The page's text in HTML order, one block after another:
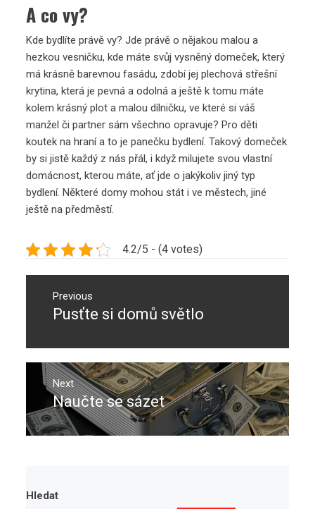
A co vy?
Kde bydlíte právě vy? Jde právě o nějakou malou a
hezkou vesničku, kde máte svůj vysněný domeček, který
má krásně barevnou fasádu, zdobí jejplechová střešní
krytina, která je pevná a odolná a ještě k tomu máte
kolem krásný plot a malou dílničku, ve které si váš
manžel či partner sám všechno opravuje? Pro děti
koutek na hraní a to je panečku bydlení. Takový domeček
by si jistě každý z nás přál, i když milujete svou vlastní
domácnost, kterou máte, ať jde o jakýkoliv jiný typ
bydlení. Některé domy mohou stát i ve městech, jiné
ještě na předměstí.
4.2/5 - (4 votes)
Navigace
příspěvek
Previous
Previous
Pusťte si domů světlo
Next
Next
post:
Naučte se sázet
Hledat